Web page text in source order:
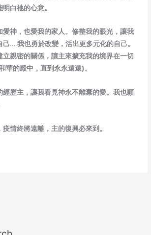
白祂的心意。
愛神，也愛我的家人。修整我的眼光，讓我
己….我也勇於改變，活出更多元化的自己。
立親密的關係，讓主來擴充我的境界在一切
華的殿中，直到永永遠遠)。
經歷主，讓我看見神永不離棄的愛。我也願
情終將遠離，主的復興必來到。